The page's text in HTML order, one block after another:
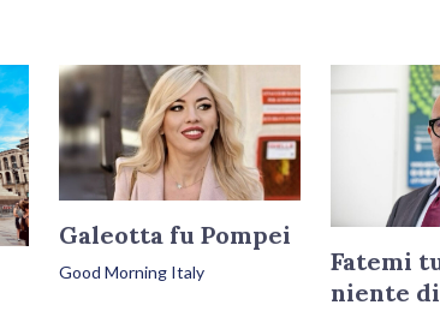
Galeotta fu Pompei
Good Morning Italy
Fatemi
niente